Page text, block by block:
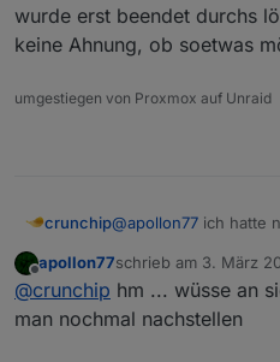
wurde erst beendet durchs
keine Ahnung, ob soetwas
umgestiegen von Proxmox auf Unraid
crunchip@apollon77 ich hatte
erkannt-Nachricht
hab ich immer
Sachen getestet, also
apollon77schrieb am 3. März
zuletzt editiert von
@crunchip hm ... wüsse an
man nochmal nachstellen